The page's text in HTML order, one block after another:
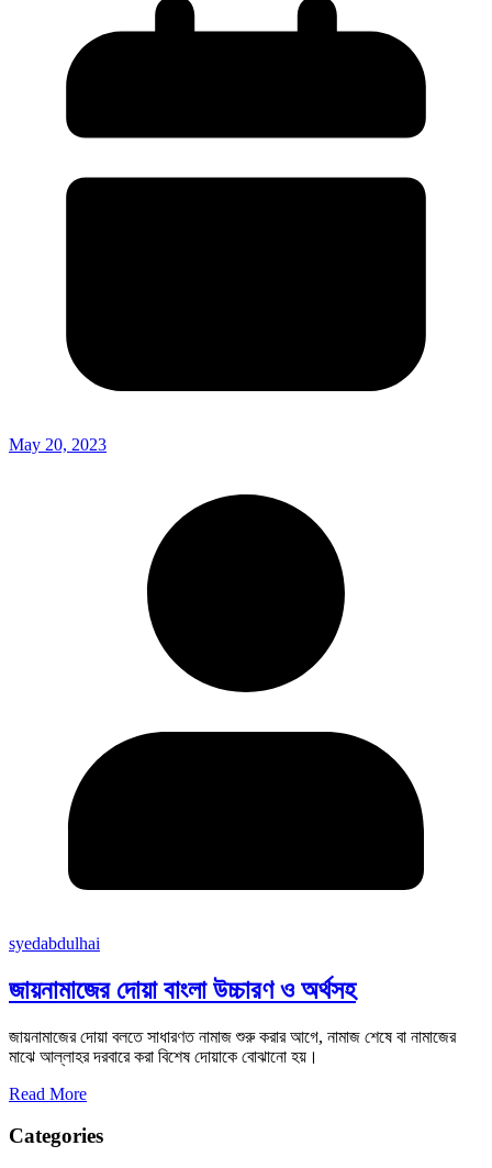
May 20, 2023
syedabdulhai
জায়নামাজের দোয়া বাংলা উচ্চারণ ও অর্থসহ
জায়নামাজের দোয়া বলতে সাধারণত নামাজ শুরু করার আগে, নামাজ শেষে বা নামাজের
মাঝে আল্লাহর দরবারে করা বিশেষ দোয়াকে বোঝানো হয়।
Read More
Categories